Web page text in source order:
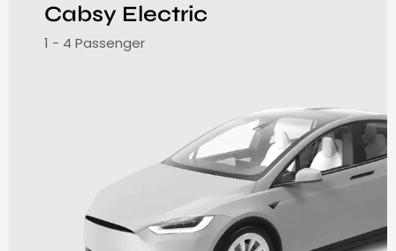
Cabsy Electric
1 - 4 Passenger